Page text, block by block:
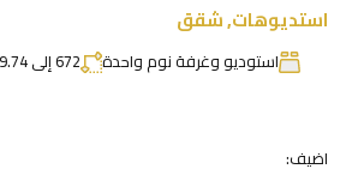
استديوهات,شقق
استوديو وغرفة نوم واحدة 672 إلى 1,589.74 قدم مربع
اضيف: